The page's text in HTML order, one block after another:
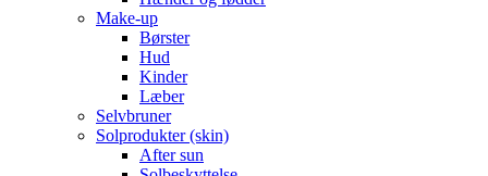
Make-up
Børster
Hud
Kinder
Læber
Selvbruner
Solprodukter (skin)
After sun